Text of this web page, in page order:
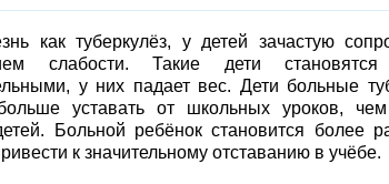
как туберкулёз, у детей зачастую
слабости. Такие дети становятся
у них падает вес. Дети больные
уставать от школьных уроков, чем
Больной ребёнок становится более
к значительному отставанию в учёбе.